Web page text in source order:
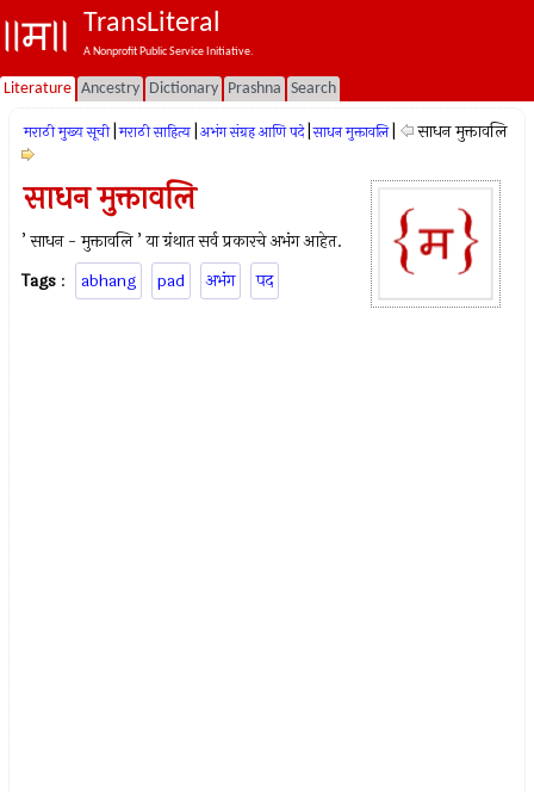
TransLiteral
A Nonprofit Public Service Initiative.
Literature Ancestry Dictionary Prashna Search
मराठी मुख्य सूची मराठी साहित्य अभंग संग्रह आणि पदे साधन मुक्तावलि साधन मुक्तावलि
साधन मुक्तावलि
’ साधन - मुक्तावलि ’ या ग्रंथात सर्व प्रकारचे अभंग आहेत.
Tags : abhang pad अभंग पद